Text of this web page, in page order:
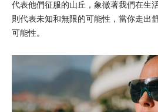
代表他們征服的山丘，象徵著我們在生
則代表未知和無限的可能性，當你走出
可能性。